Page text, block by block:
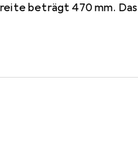
beträgt 470 mm. Das